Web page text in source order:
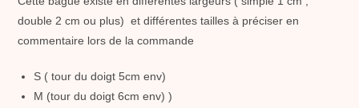
double 2 cm ou plus) et différentes tailles à préciser en
commentaire lors de la commande
S ( tour du doigt 5cm env)
M (tour du doigt 6cm env) )